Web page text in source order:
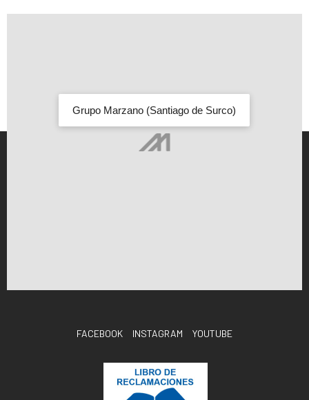
Grupo Marzano (Santiago de Surco)
FACEBOOK INSTAGRAM YOUTUBE